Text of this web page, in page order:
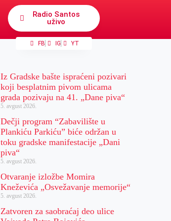
Radio Santos
uživo
FB IG YT
Iz Gradske bašte ispraćeni pozivari
koji besplatnim pivom ulicama
grada pozivaju na 41. „Dane piva“
5. avgust 2026.
Dečji program “Zabavilište u
Plankiću Parkiću” biće održan u
toku gradske manifestacije „Dani
piva“
5. avgust 2026.
Otvaranje izložbe Momira
Kneževića „Osvežavanje memorije“
5. avgust 2026.
Zatvoren za saobraćaj deo ulice